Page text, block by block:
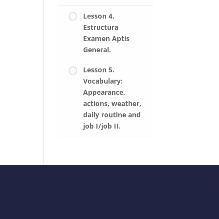
Lesson 4.
Estructura
Examen Aptis
General.
Lesson 5.
Vocabulary:
Appearance,
actions, weather,
daily routine and
job I/job II.